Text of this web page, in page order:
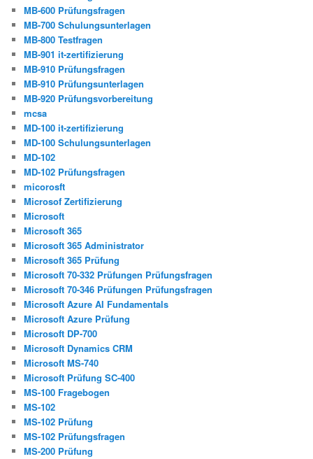
MB-600 Prüfungsfragen
MB-700 Schulungsunterlagen
MB-800 Testfragen
MB-901 it-zertifizierung
MB-910 Prüfungsfragen
MB-910 Prüfungsunterlagen
MB-920 Prüfungsvorbereitung
mcsa
MD-100 it-zertifizierung
MD-100 Schulungsunterlagen
MD-102
MD-102 Prüfungsfragen
micorosft
Microsof Zertifizierung
Microsoft
Microsoft 365
Microsoft 365 Administrator
Microsoft 365 Prüfung
Microsoft 70-332 Prüfungen Prüfungsfragen
Microsoft 70-346 Prüfungen Prüfungsfragen
Microsoft Azure AI Fundamentals
Microsoft Azure Prüfung
Microsoft DP-700
Microsoft Dynamics CRM
Microsoft MS-740
Microsoft Prüfung SC-400
MS-100 Fragebogen
MS-102
MS-102 Prüfung
MS-102 Prüfungsfragen
MS-200 Prüfung